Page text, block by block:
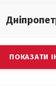
ПОКАЗАТИ